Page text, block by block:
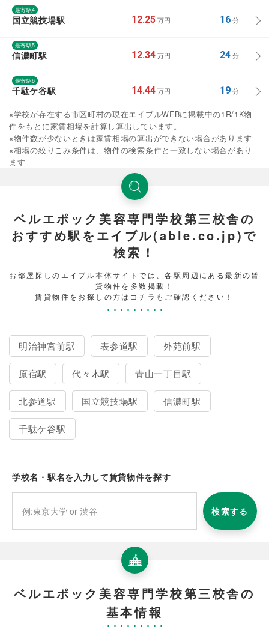
最寄駅4
国立競技場駅 12.25 万円 16分
最寄駅5
信濃町駅 12.34 万円 24分
最寄駅6
千駄ケ谷駅 14.44 万円 19分
※学校が存在する市区町村の現在エイブルWEBに掲載中の1R/1K物
件をもとに家賃相場を計算し算出しています。
※物件数が少ないときは家賃相場の算出ができない場合があります
※相場の絞りこみ条件は、物件の検索条件と一致しない場合があり
ます
ベルエポック美容専門学校第三校舎の
おすすめ駅をエイブル(able.co.jp)で
検索！
お部屋探しのエイブル本体サイトでは、各駅周辺にある最新の賃
貸物件を多数掲載！
賃貸物件をお探しの方はコチラもご確認ください！
明治神宮前駅 表参道駅 外苑前駅
原宿駅 代々木駅 青山一丁目駅
北参道駅 国立競技場駅 信濃町駅
千駄ケ谷駅
学校名・駅名を入力して賃貸物件を探す
検索する
ベルエポック美容専門学校第三校舎の
基本情報